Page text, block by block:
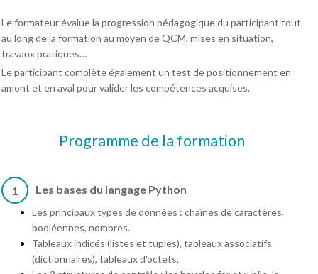
Le formateur évalue la progression pédagogique du participant tout
au long de la formation au moyen de QCM, mises en situation,
travaux pratiques…
Le participant complète également un test de positionnement en
amont et en aval pour valider les compétences acquises.
Programme de la formation
1 Les bases du langage Python
Les principaux types de données : chaînes de caractères,
booléennes, nombres.
Tableaux indicés (listes et tuples), tableaux associatifs
(dictionnaires), tableaux d'octets.